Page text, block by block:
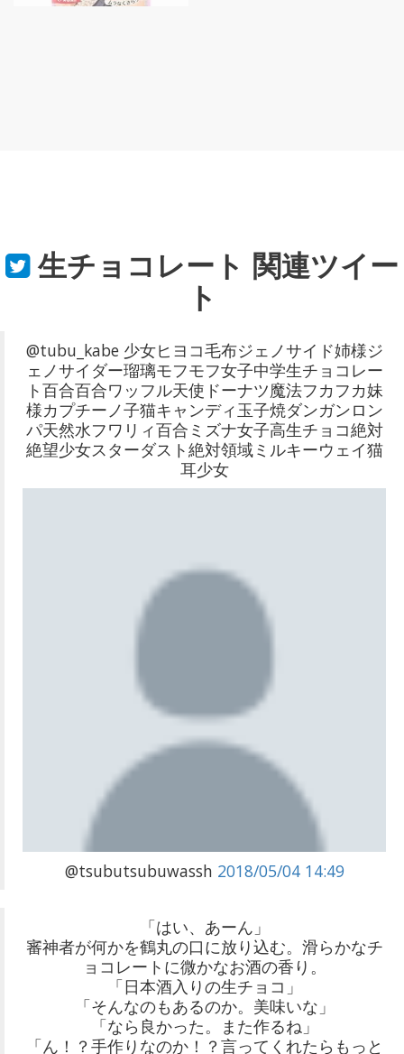
生チョコレート 関連ツイー
ト
@tubu_kabe 少女ヒヨコ毛布ジェノサイド姉様ジ
ェノサイダー瑠璃モフモフ女子中学生チョコレー
ト百合百合ワッフル天使ドーナツ魔法フカフカ妹
様カプチーノ子猫キャンディ玉子焼ダンガンロン
パ天然水フワリィ百合ミズナ女子高生チョコ絶対
絶望少女スターダスト絶対領域ミルキーウェイ猫
耳少女
@tsubutsubuwassh 2018/05/04 14:49
「はい、あーん」
審神者が何かを鶴丸の口に放り込む。滑らかなチ
ョコレートに微かなお酒の香り。
「日本酒入りの生チョコ」
「そんなのもあるのか。美味いな」
「なら良かった。また作るね」
「ん！？手作りなのか！？言ってくれたらもっと